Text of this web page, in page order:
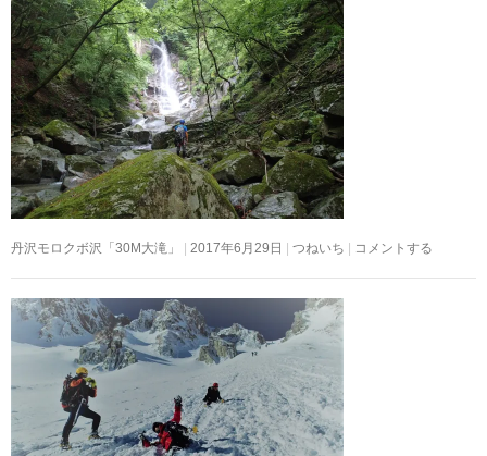
丹沢モロクボ沢「30M大滝」 2017年6月29日 つねいち コメントする